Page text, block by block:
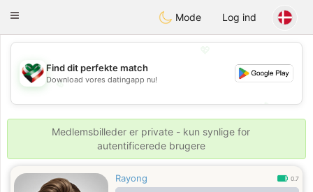
Kuwait Chat
Toggle
Mode Log ind
💖
💕
💕
Find dit perfekte match
Download vores datingapp nu!
Medlemsbilleder er private - kun synlige for
autentificerede brugere
Rayong 0.7